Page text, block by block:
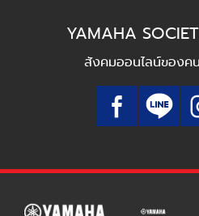
YAMAHA
สังคมออนไลน์ของค